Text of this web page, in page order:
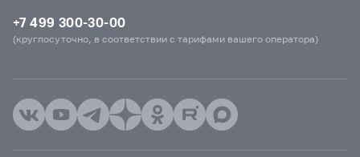
+7 499 300-30-00
(круглосуточно, в соответствии с тарифами вашего оператора)